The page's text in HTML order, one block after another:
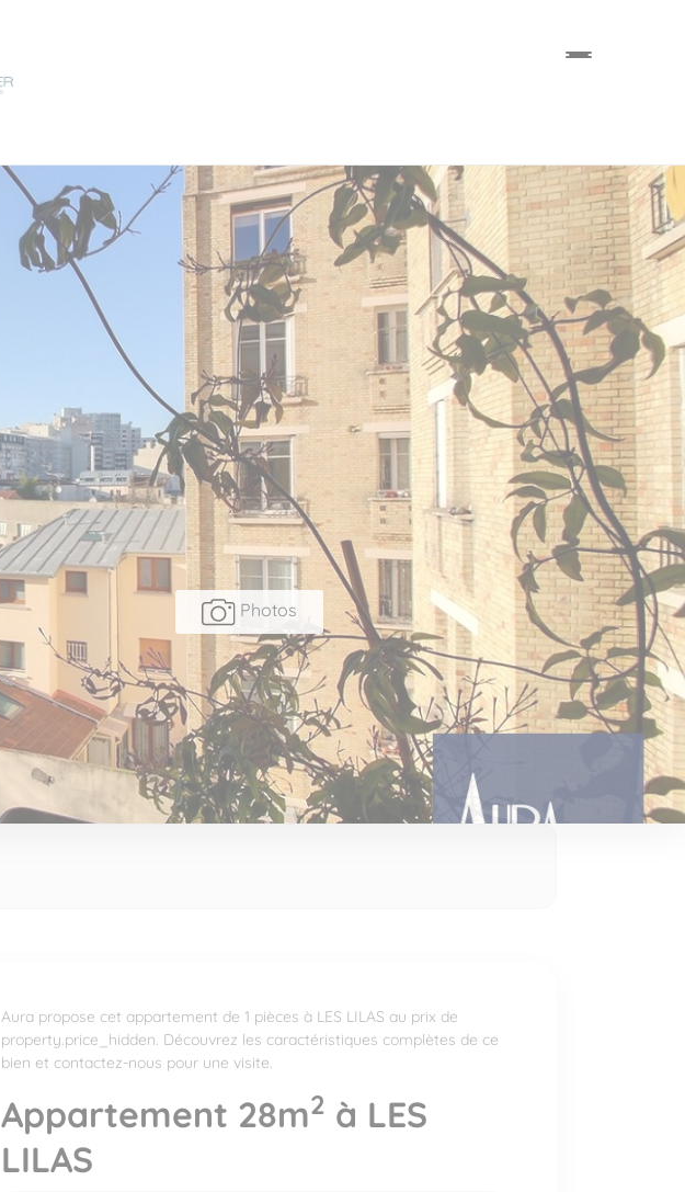
Photos
Aura propose cet appartement de 1 pièces à LES LILAS au prix de
property.price_hidden. Découvrez les caractéristiques complètes de ce
bien et contactez-nous pour une visite.
Appartement 28m2 à LES
LILAS